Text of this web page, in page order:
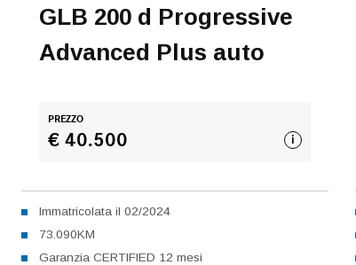
GLB 200 d Progressive
Advanced Plus auto
PREZZO
€ 40.500 i
Immatricolata il 02/2024
73.090KM
Garanzia CERTIFIED 12 mesi